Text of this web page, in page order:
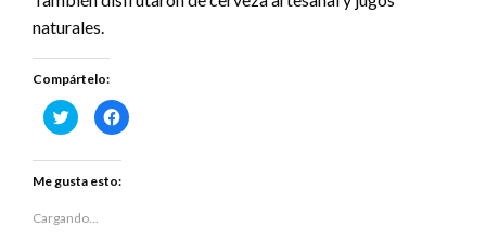
naturales.
Compártelo:
Haz
clic
en
Twitter
(Se
en
Haz
clic
Me gusta esto:
Cargando...